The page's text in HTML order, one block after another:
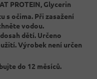
PROTEIN, Glycerin
s očima. Při zasažení
vodou.
dětí. Určeno
Výrobek není určen
do 12 měsíců.